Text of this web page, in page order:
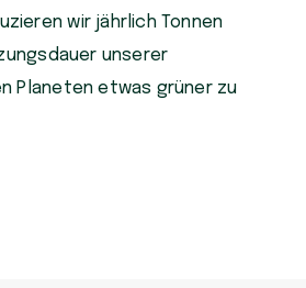
wir jährlich Tonnen
unserer
Planeten etwas grüner zu